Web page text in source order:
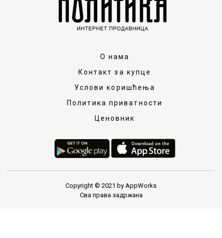
О нама
Контакт за купце
Услови коришћења
Политика приватности
Ценовник
Copyright © 2021 by AppWorks
Сва права задржана